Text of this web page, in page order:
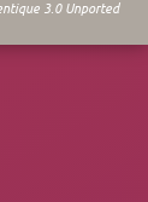
3.0 Unported